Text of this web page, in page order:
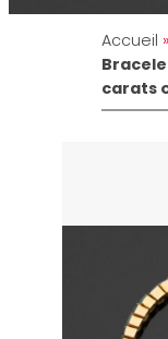
Accueil »
carats